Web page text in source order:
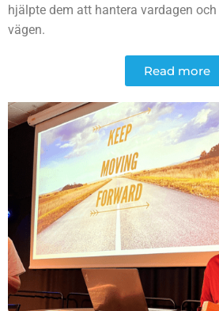
hjälpte dem att hantera vardagen
vägen.
Read more